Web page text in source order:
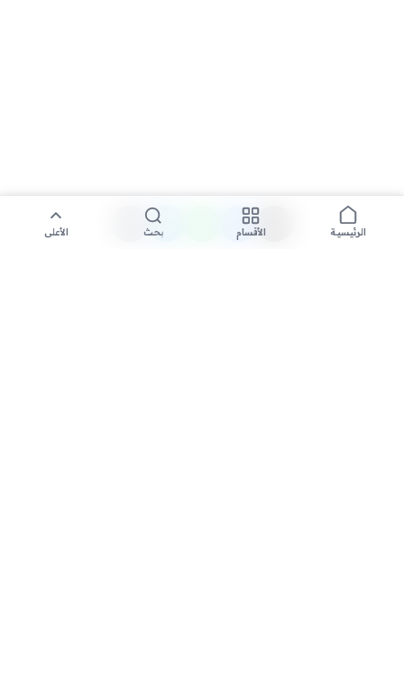
الرئيسية الأقسام بحث الأعلى